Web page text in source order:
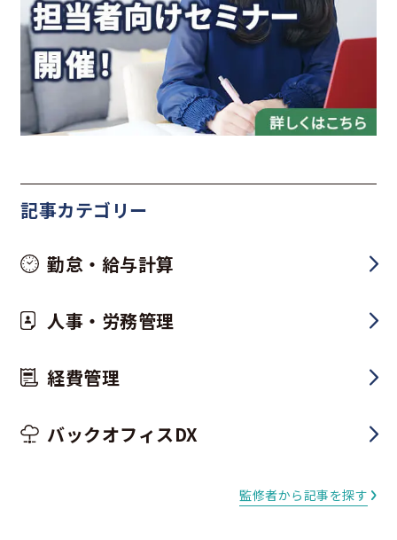
記事カテゴリー
勤怠・給与計算
人事・労務管理
経費管理
バックオフィスDX
監修者から記事を探す